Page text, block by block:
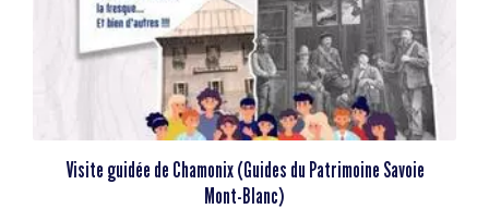
Visite guidée de Chamonix (Guides du Patrimoine Savoie
Mont-Blanc)